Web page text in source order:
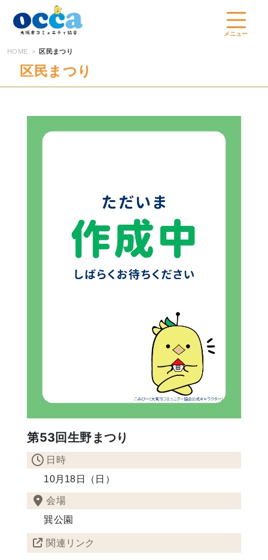
ン
メニュー
HOME 区民まつり
区民まつり
第53回生野まつり
日時
10月18日（日）
会場
巽公園
関連リンク